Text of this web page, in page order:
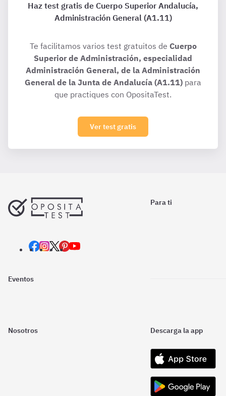
Haz test gratis de Cuerpo Superior Andalucía,
Administración General (A1.11)
Te facilitamos varios test gratuitos de Cuerpo
Superior de Administración, especialidad
Administración General, de la Administración
General de la Junta de Andalucía (A1.11) para
que practiques con OpositaTest.
Ver test gratis
Para ti
Eventos
Nosotros Descarga la app